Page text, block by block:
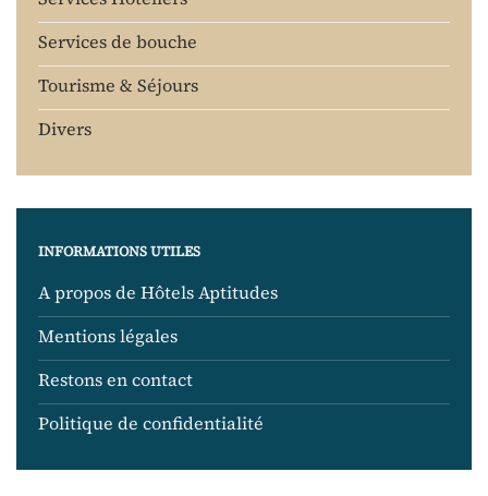
Services de bouche
Tourisme & Séjours
Divers
INFORMATIONS UTILES
A propos de Hôtels Aptitudes
Mentions légales
Restons en contact
Politique de confidentialité